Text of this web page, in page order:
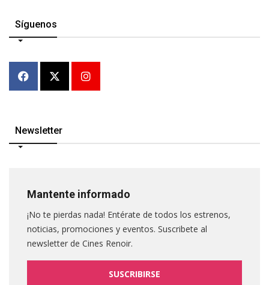
Síguenos
Newsletter
Mantente informado
¡No te pierdas nada! Entérate de todos los estrenos,
noticias, promociones y eventos. Suscribete al
newsletter de Cines Renoir.
SUSCRIBIRSE